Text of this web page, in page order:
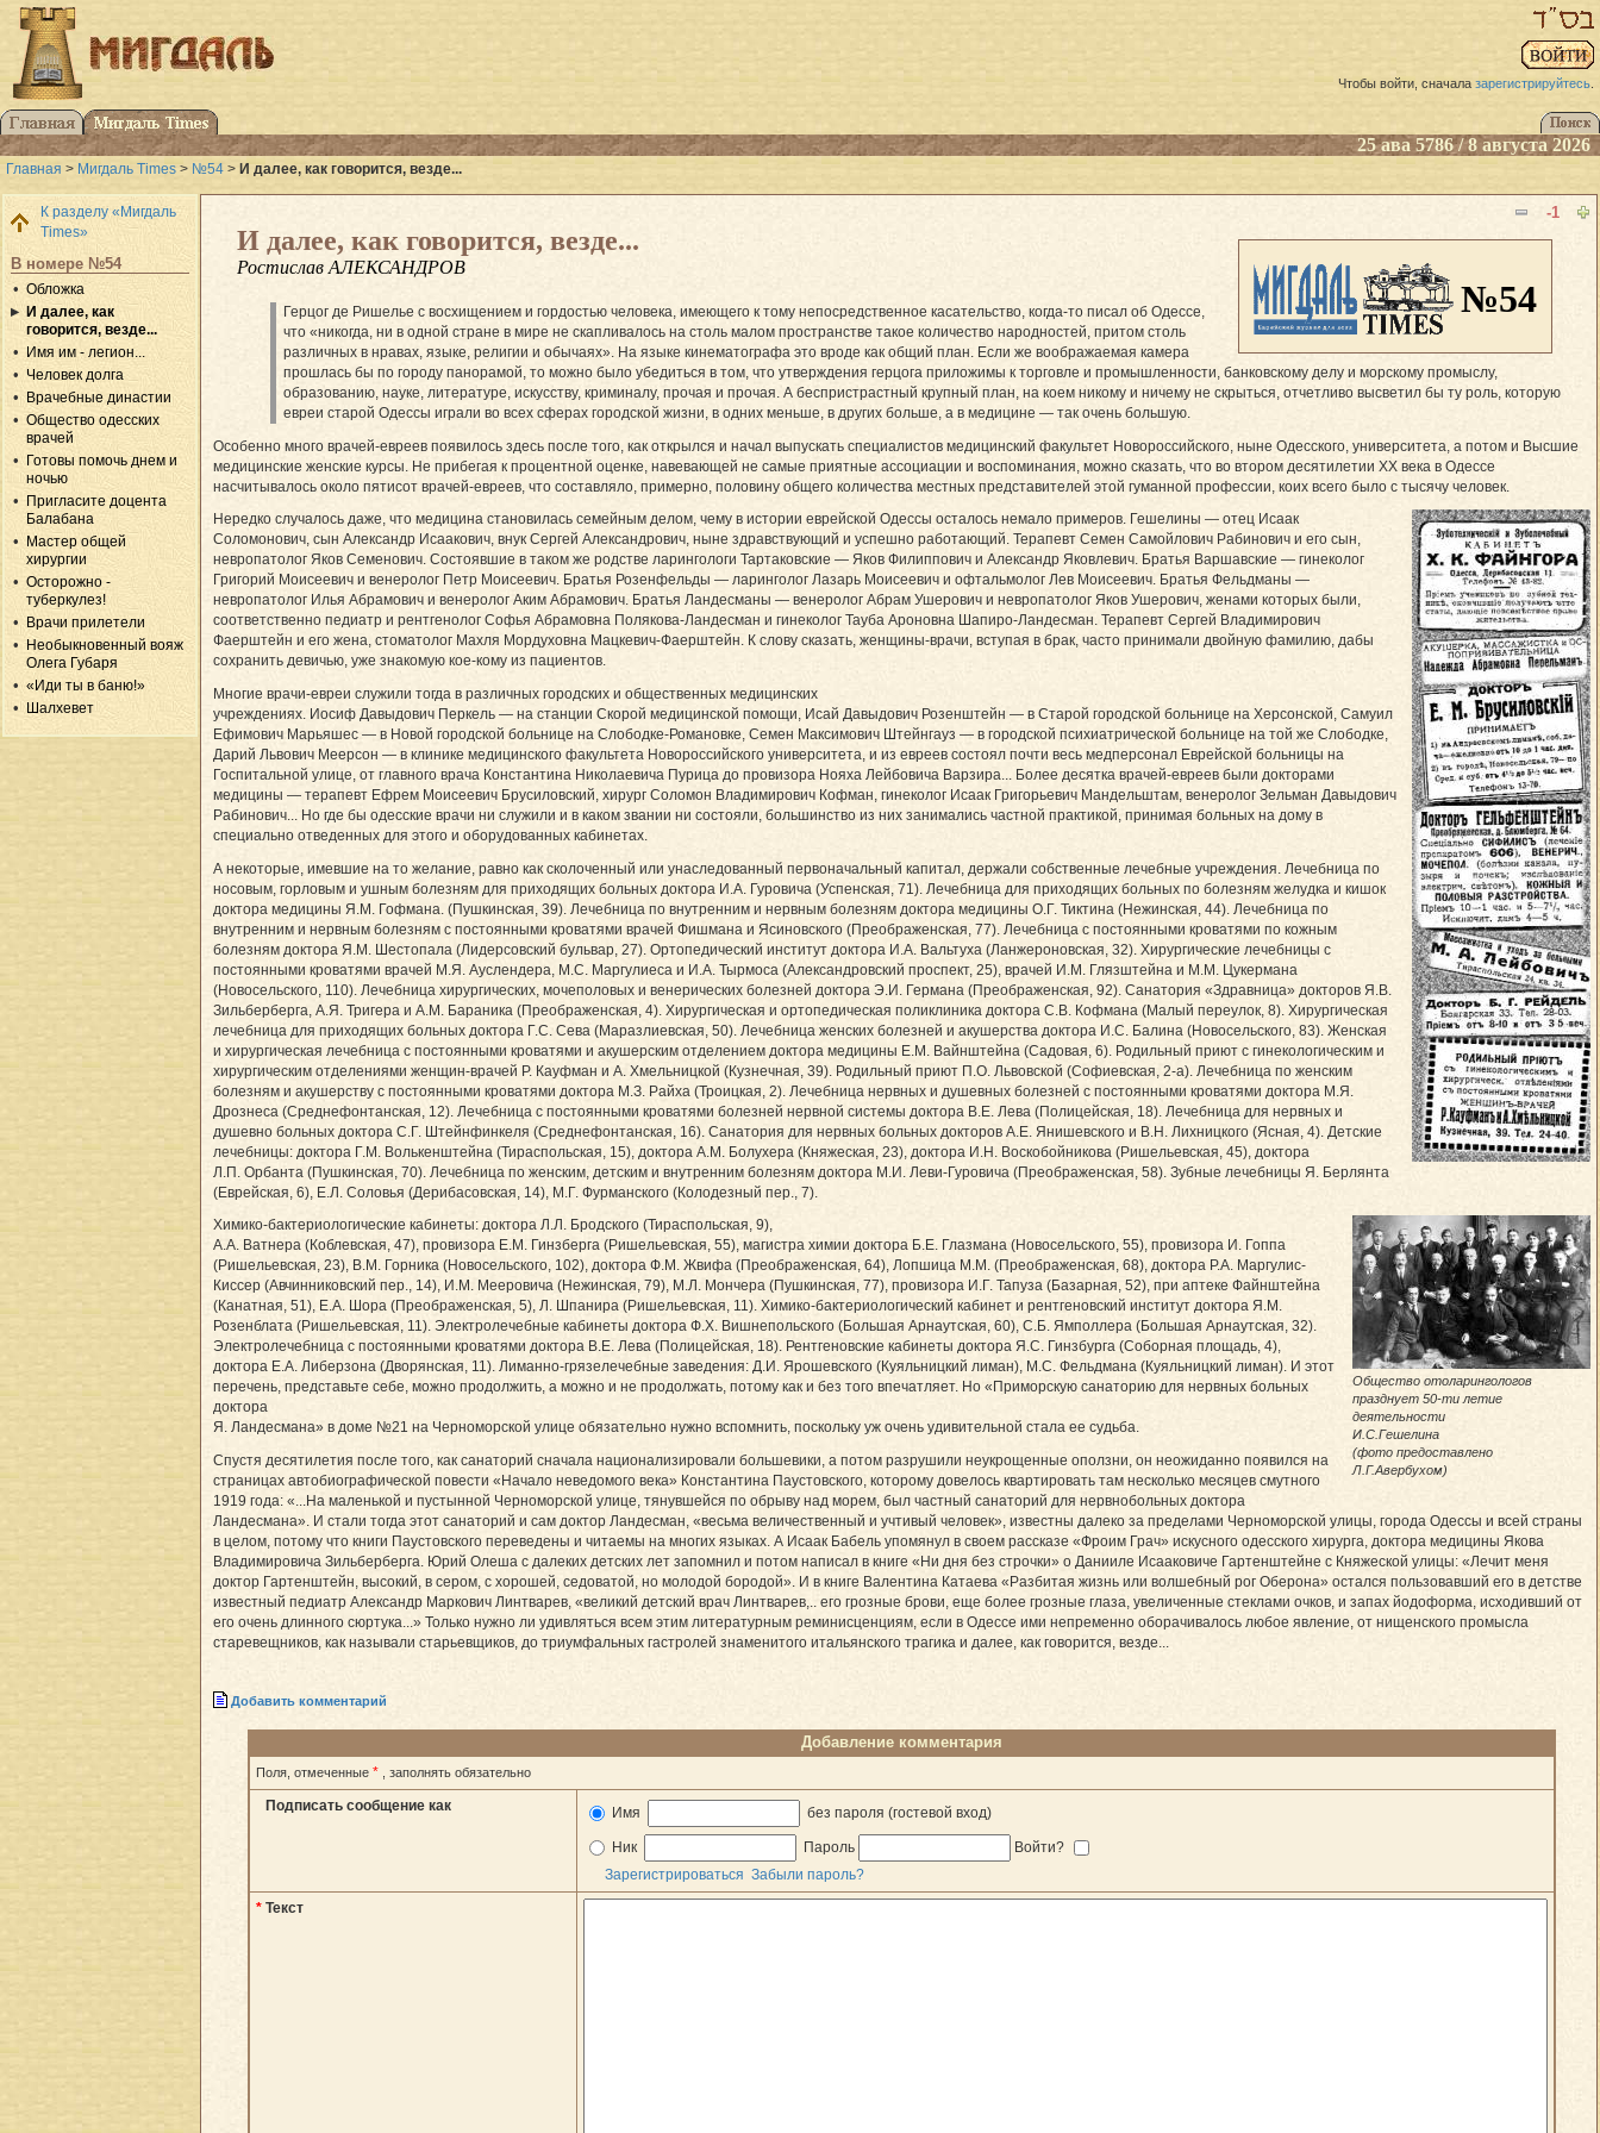
Чтобы войти, сначала зарегистрируйтесь.
25 ава 5786 / 8 августа 2026
Главная > Мигдаль Times > №54 > И далее, как говорится, везде...
К разделу «Мигдаль
Times»
В номере №54
Обложка
И далее, как
говорится, везде...
Имя им - легион...
Человек долга
Врачебные династии
Общество одесских
врачей
Готовы помочь днем и
ночью
Пригласите доцента
Балабана
Мастер общей
хирургии
Осторожно -
туберкулез!
Врачи прилетели
Необыкновенный вояж
Олега Губаря
«Иди ты в баню!»
Шалхевет
-1
№54
И далее, как говорится, везде...
Ростислав АЛЕКСАНДРОВ
Герцог де Ришелье с восхищением и гордостью человека, имеющего к тому непосредственное касательство, когда-то писал об Одессе,
что «никогда, ни в одной стране в мире не скапливалось на столь малом пространстве такое количество народностей, притом столь
различных в нравах, языке, религии и обычаях». На языке кинематографа это вроде как общий план. Если же воображаемая камера
прошлась бы по городу панорамой, то можно было убедиться в том, что утверждения герцога приложимы к торговле и промышленности, банковскому делу и морскому промыслу,
образованию, науке, литературе, искусству, криминалу, прочая и прочая. А беспристрастный крупный план, на коем никому и ничему не скрыться, отчетливо высветил бы ту роль, которую
евреи старой Одессы играли во всех сферах городской жизни, в одних меньше, в других больше, а в медицине — так очень большую.
Особенно много врачей-евреев появилось здесь после того, как открылся и начал выпускать специалистов медицинский факультет Новороссийского, ныне Одесского, университета, а потом и Высшие
медицинские женские курсы. Не прибегая к процентной оценке, навевающей не самые приятные ассоциации и воспоминания, можно сказать, что во втором десятилетии ХХ века в Одессе
насчитывалось около пятисот врачей-евреев, что составляло, примерно, половину общего количества местных представителей этой гуманной профессии, коих всего было с тысячу человек.
Нередко случалось даже, что медицина становилась семейным делом, чему в истории еврейской Одессы осталось немало примеров. Гешелины — отец Исаак
Соломонович, сын Александр Исаакович, внук Сергей Александрович, ныне здравствующий и успешно работающий. Терапевт Семен Самойлович Рабинович и его сын,
невропатолог Яков Семенович. Состоявшие в таком же родстве ларингологи Тартаковские — Яков Филиппович и Александр Яковлевич. Братья Варшавские — гинеколог
Григорий Моисеевич и венеролог Петр Моисеевич. Братья Розенфельды — ларинголог Лазарь Моисеевич и офтальмолог Лев Моисеевич. Братья Фельдманы —
невропатолог Илья Абрамович и венеролог Аким Абрамович. Братья Ландесманы — венеролог Абрам Ушерович и невропатолог Яков Ушерович, женами которых были,
соответственно педиатр и рентгенолог Софья Абрамовна Полякова-Ландесман и гинеколог Тауба Ароновна Шапиро-Ландесман. Терапевт Сергей Владимирович
Фаерштейн и его жена, стоматолог Махля Мордуховна Мацкевич-Фаерштейн. К слову сказать, женщины-врачи, вступая в брак, часто принимали двойную фамилию, дабы
сохранить девичью, уже знакомую кое-кому из пациентов.
Многие врачи-евреи служили тогда в различных городских и общественных медицинских
учреждениях. Иосиф Давыдович Перкель — на станции Скорой медицинской помощи, Исай Давыдович Розенштейн — в Старой городской больнице на Херсонской, Самуил
Ефимович Марьяшес — в Новой городской больнице на Слободке-Романовке, Семен Максимович Штейнгауз — в городской психиатрической больнице на той же Слободке,
Дарий Львович Меерсон — в клинике медицинского факультета Новороссийского университета, и из евреев состоял почти весь медперсонал Еврейской больницы на
Госпитальной улице, от главного врача Константина Николаевича Пурица до провизора Нояха Лейбовича Варзира... Более десятка врачей-евреев были докторами
медицины — терапевт Ефрем Моисеевич Брусиловский, хирург Соломон Владимирович Кофман, гинеколог Исаак Григорьевич Мандельштам, венеролог Зельман Давыдович
Рабинович... Но где бы одесские врачи ни служили и в каком звании ни состояли, большинство из них занимались частной практикой, принимая больных на дому в
специально отведенных для этого и оборудованных кабинетах.
А некоторые, имевшие на то желание, равно как сколоченный или унаследованный первоначальный капитал, держали собственные лечебные учреждения. Лечебница по
носовым, горловым и ушным болезням для приходящих больных доктора И.А. Гуровича (Успенская, 71). Лечебница для приходящих больных по болезням желудка и кишок
доктора медицины Я.М. Гофмана. (Пушкинская, 39). Лечебница по внутренним и нервным болезням доктора медицины О.Г. Тиктина (Нежинская, 44). Лечебница по
внутренним и нервным болезням с постоянными кроватями врачей Фишмана и Ясиновского (Преображенская, 77). Лечебница с постоянными кроватями по кожным
болезням доктора Я.М. Шестопала (Лидерсовский бульвар, 27). Ортопедический институт доктора И.А. Вальтуха (Ланжероновская, 32). Хирургические лечебницы с
постоянными кроватями врачей М.Я. Ауслендера, М.С. Маргулиеса и И.А. Тырмоса (Александровский проспект, 25), врачей И.М. Глязштейна и М.М. Цукермана
(Новосельского, 110). Лечебница хирургических, мочеполовых и венерических болезней доктора Э.И. Германа (Преображенская, 92). Санатория «Здравница» докторов Я.В.
Зильберберга, А.Я. Тригера и А.М. Бараника (Преображенская, 4). Хирургическая и ортопедическая поликлиника доктора С.В. Кофмана (Малый переулок, 8). Хирургическая
лечебница для приходящих больных доктора Г.С. Сева (Маразлиевская, 50). Лечебница женских болезней и акушерства доктора И.С. Балина (Новосельского, 83). Женская
и хирургическая лечебница с постоянными кроватями и акушерским отделением доктора медицины Е.М. Вайнштейна (Садовая, 6). Родильный приют с гинекологическим и
хирургическим отделениями женщин-врачей Р. Кауфман и А. Хмельницкой (Кузнечная, 39). Родильный приют П.О. Львовской (Софиевская, 2-а). Лечебница по женским
болезням и акушерству с постоянными кроватями доктора М.З. Райха (Троицкая, 2). Лечебница нервных и душевных болезней с постоянными кроватями доктора М.Я.
Дрознеса (Среднефонтанская, 12). Лечебница с постоянными кроватями болезней нервной системы доктора В.Е. Лева (Полицейская, 18). Лечебница для нервных и
душевно больных доктора С.Г. Штейнфинкеля (Среднефонтанская, 16). Санатория для нервных больных докторов А.Е. Янишевского и В.Н. Лихницкого (Ясная, 4). Детские
лечебницы: доктора Г.М. Волькенштейна (Тираспольская, 15), доктора А.М. Болухера (Княжеская, 23), доктора И.Н. Воскобойникова (Ришельевская, 45), доктора
Л.П. Орбанта (Пушкинская, 70). Лечебница по женским, детским и внутренним болезням доктора М.И. Леви-Гуровича (Преображенская, 58). Зубные лечебницы Я. Берлянта
(Еврейская, 6), Е.Л. Соловья (Дерибасовская, 14), М.Г. Фурманского (Колодезный пер., 7).
Общество отоларингологов
празднует 50-ти летие
деятельности
И.С.Гешелина
(фото предоставлено
Л.Г.Авербухом)
Химико-бактериологические кабинеты: доктора Л.Л. Бродского (Тираспольская, 9),
А.А. Ватнера (Коблевская, 47), провизора Е.М. Гинзберга (Ришельевская, 55), магистра химии доктора Б.Е. Глазмана (Новосельского, 55), провизора И. Гоппа
(Ришельевская, 23), В.М. Горника (Новосельского, 102), доктора Ф.М. Жвифа (Преображенская, 64), Лопшица М.М. (Преображенская, 68), доктора Р.А. Маргулис-
Киссер (Авчинниковский пер., 14), И.М. Мееровича (Нежинская, 79), М.Л. Мончера (Пушкинская, 77), провизора И.Г. Тапуза (Базарная, 52), при аптеке Файнштейна
(Канатная, 51), Е.А. Шора (Преображенская, 5), Л. Шпанира (Ришельевская, 11). Химико-бактериологический кабинет и рентгеновский институт доктора Я.М.
Розенблата (Ришельевская, 11). Электролечебные кабинеты доктора Ф.Х. Вишнепольского (Большая Арнаутская, 60), С.Б. Ямполлера (Большая Арнаутская, 32).
Электролечебница с постоянными кроватями доктора В.Е. Лева (Полицейская, 18). Рентгеновские кабинеты доктора Я.С. Гинзбурга (Соборная площадь, 4),
доктора Е.А. Либерзона (Дворянская, 11). Лиманно-грязелечебные заведения: Д.И. Ярошевского (Куяльницкий лиман), М.С. Фельдмана (Куяльницкий лиман). И этот
перечень, представьте себе, можно продолжить, а можно и не продолжать, потому как и без того впечатляет. Но «Приморскую санаторию для нервных больных
доктора
Я. Ландесмана» в доме №21 на Черноморской улице обязательно нужно вспомнить, поскольку уж очень удивительной стала ее судьба.
Спустя десятилетия после того, как санаторий сначала национализировали большевики, а потом разрушили неукрощенные оползни, он неожиданно появился на
страницах автобиографической повести «Начало неведомого века» Константина Паустовского, которому довелось квартировать там несколько месяцев смутного
1919 года: «...На маленькой и пустынной Черноморской улице, тянувшейся по обрыву над морем, был частный санаторий для нервнобольных доктора
Ландесмана». И стали тогда этот санаторий и сам доктор Ландесман, «весьма величественный и учтивый человек», известны далеко за пределами Черноморской улицы, города Одессы и всей страны
в целом, потому что книги Паустовского переведены и читаемы на многих языках. А Исаак Бабель упомянул в своем рассказе «Фроим Грач» искусного одесского хирурга, доктора медицины Якова
Владимировича Зильберберга. Юрий Олеша с далеких детских лет запомнил и потом написал в книге «Ни дня без строчки» о Данииле Исааковиче Гартенштейне с Княжеской улицы: «Лечит меня
доктор Гартенштейн, высокий, в сером, с хорошей, седоватой, но молодой бородой». И в книге Валентина Катаева «Разбитая жизнь или волшебный рог Оберона» остался пользовавший его в детстве
известный педиатр Александр Маркович Линтварев, «великий детский врач Линтварев,.. его грозные брови, еще более грозные глаза, увеличенные стеклами очков, и запах йодоформа, исходивший от
его очень длинного сюртука...» Только нужно ли удивляться всем этим литературным реминисценциям, если в Одессе ими непременно оборачивалось любое явление, от нищенского промысла
старевещников, как называли старьевщиков, до триумфальных гастролей знаменитого итальянского трагика и далее, как говорится, везде...
Добавить комментарий
Добавление комментария
Поля, отмеченные * , заполнять обязательно
Подписать сообщение как Имя без пароля (гостевой вход)
Ник Пароль
Войти?
Зарегистрироваться Забыли пароль?
* Текст